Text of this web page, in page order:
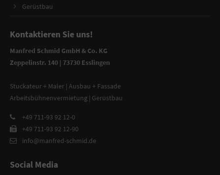
Gerüstbau
Kontaktieren Sie uns!
Manfred Schmid GmbH & Co. KG
Zeppelinstr. 140 | 73730 Esslingen
Stuckateur + Maler | Ausbau + Fassade
Arbeitsbühnenvermietung | Gerüstbau
+49 711-93 92 12-0
+49 711-93 92 12-90
info@manfred-schmid.de
Social Media